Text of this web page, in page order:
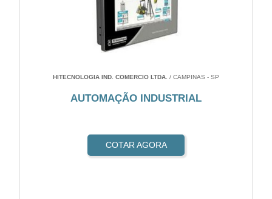
HITECNOLOGIA IND. COMERCIO LTDA. / CAMPINAS - SP
AUTOMAÇÃO INDUSTRIAL
COTAR AGORA